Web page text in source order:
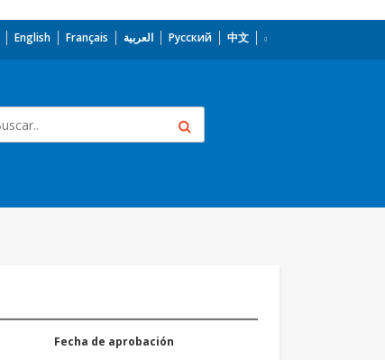
English Français العربية Русский 中文
Fecha de aprobación